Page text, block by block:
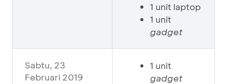
1 unit laptop
1 unit
gadget
Sabtu, 23
Februari 2019
1 unit
gadget